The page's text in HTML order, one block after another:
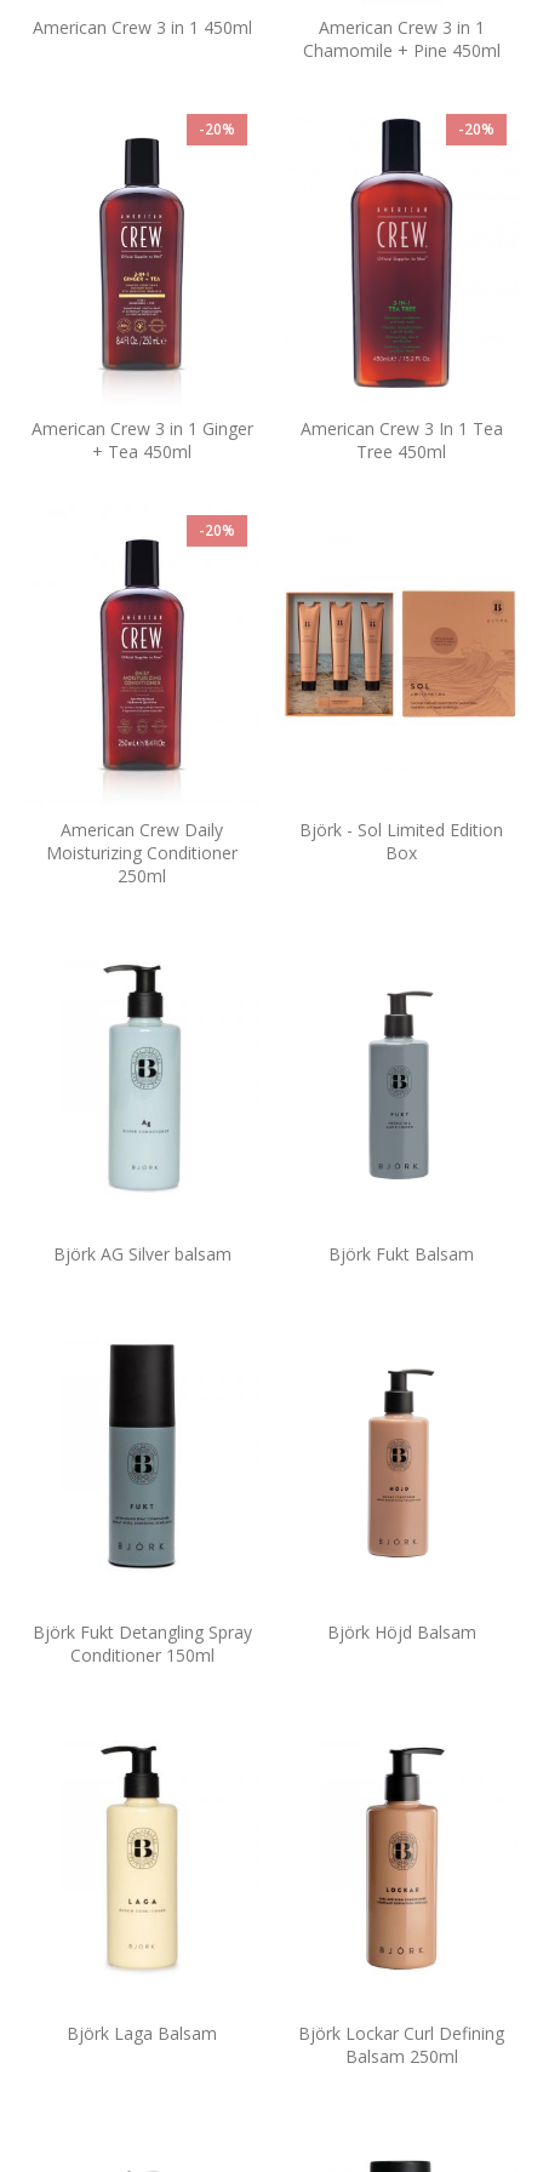
American Crew 3 in 1 450ml
American Crew 3 in 1
Chamomile + Pine 450ml
-20%
American Crew 3 in 1 Ginger
+ Tea 450ml
-20%
American Crew 3 In 1 Tea
Tree 450ml
-20%
American Crew Daily
Moisturizing Conditioner
250ml
Björk - Sol Limited Edition
Box
Björk AG Silver balsam Björk Fukt Balsam
Björk Fukt Detangling Spray
Conditioner 150ml
Björk Höjd Balsam
Björk Laga Balsam
Björk Lockar Curl Defining
Balsam 250ml